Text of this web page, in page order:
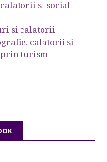
si social
si calatorii
calatorii si
prin turism